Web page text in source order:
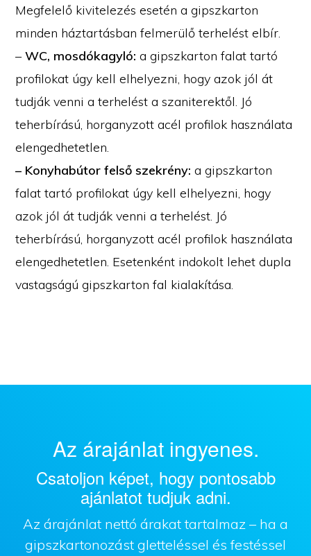
Megfelelő kivitelezés esetén a gipszkarton
minden háztartásban felmerülő terhelést elbír.
–WC, mosdókagyló: a gipszkarton falat tartó
profilokat úgy kell elhelyezni, hogy azok jól át
tudják venni a terhelést a szaniterektől. Jó
teherbírású, horganyzott acél profilok használata
elengedhetetlen.
– Konyhabútor felső szekrény: a gipszkarton
falat tartó profilokat úgy kell elhelyezni, hogy
azok jól át tudják venni a terhelést. Jó
teherbírású, horganyzott acél profilok használata
elengedhetetlen. Esetenként indokolt lehet dupla
vastagságú gipszkarton fal kialakítása.
Az árajánlat ingyenes.
Csatoljon képet, hogy pontosabb
ajánlatot tudjuk adni.
Az árajánlat nettó árakat tartalmaz – ha a
gipszkartonozást gletteléssel és festéssel